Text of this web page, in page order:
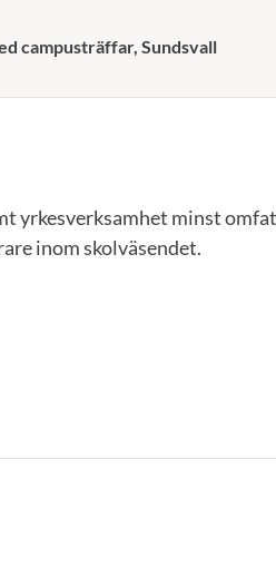
Distans med campusträffar, Sundsvall
yrkesverksamhet minst
inom skolväsendet.